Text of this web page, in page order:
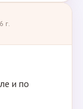
г.
и по